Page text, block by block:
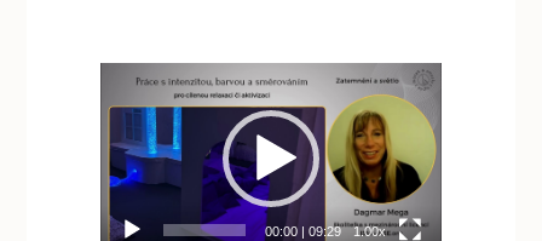
Video
přehrávač
00:00 |09:29 1.00x